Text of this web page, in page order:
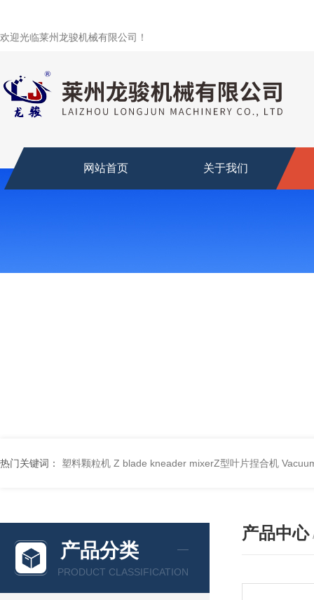
欢迎光临莱州龙骏机械有限公司！
网站首页 关于我们
热门关键词： 塑料颗粒机 Z blade kneader mixerZ型叶片捏合机
产品分类
PRODUCT CLASSIFICATION
产品中心